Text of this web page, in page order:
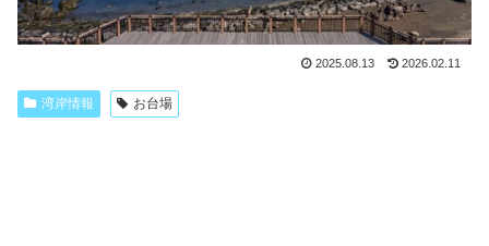
2025.08.13 2026.02.11
湾岸情報 お台場